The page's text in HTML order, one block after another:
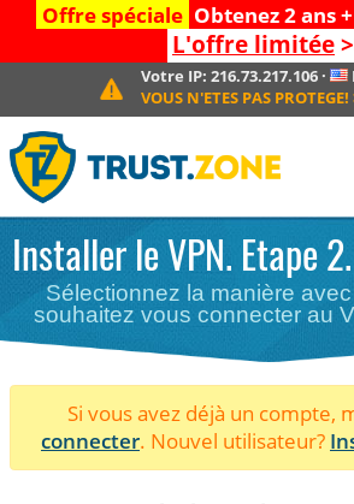
Offre spéciale Obtenez 2 ans
L'offre limitée
Votre IP: 216.73.217.106·
VOUS N'ETES PAS PROTEGE!
Installer le VPN. Etape
Sélectionnez la manière
souhaitez vous connecter au
Si vous avez déjà un compte,
connecter. Nouvel utilisateur?